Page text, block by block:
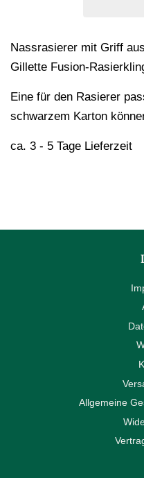
Nassrasierer mit Griff
Gillette Fusion-
Eine für den Rasierer
schwarzem Karton
ca. 3 - 5 Tage Lieferzeit
Allgemeine